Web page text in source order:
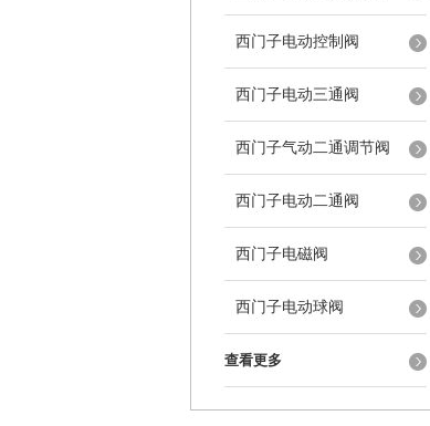
西门子电动控制阀
西门子电动三通阀
西门子气动二通调节阀
西门子电动二通阀
西门子电磁阀
西门子电动球阀
查看更多